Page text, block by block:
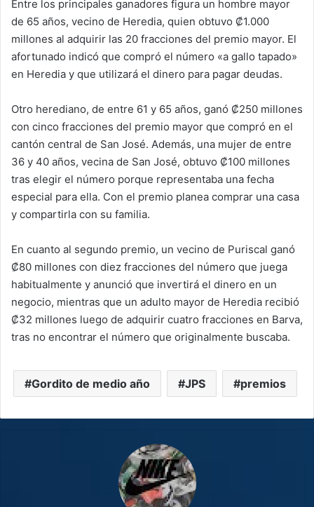
Entre los principales ganadores figura un hombre mayor
de 65 años, vecino de Heredia, quien obtuvo ₡1.000
millones al adquirir las 20 fracciones del premio mayor. El
afortunado indicó que compró el número «a gallo tapado»
en Heredia y que utilizará el dinero para pagar deudas.
Otro herediano, de entre 61 y 65 años, ganó ₡250 millones
con cinco fracciones del premio mayor que compró en el
cantón central de San José. Además, una mujer de entre
36 y 40 años, vecina de San José, obtuvo ₡100 millones
tras elegir el número porque representaba una fecha
especial para ella. Con el premio planea comprar una casa
y compartirla con su familia.
En cuanto al segundo premio, un vecino de Puriscal ganó
₡80 millones con diez fracciones del número que juega
habitualmente y anunció que invertirá el dinero en un
negocio, mientras que un adulto mayor de Heredia recibió
₡32 millones luego de adquirir cuatro fracciones en Barva,
tras no encontrar el número que originalmente buscaba.
Gordito de medio año JPS premios